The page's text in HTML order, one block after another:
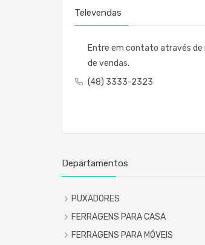
Televendas
Entre em contato através de
de vendas.
(48) 3333-2323
Departamentos
PUXADORES
FERRAGENS PARA CASA
FERRAGENS PARA MÓVEIS